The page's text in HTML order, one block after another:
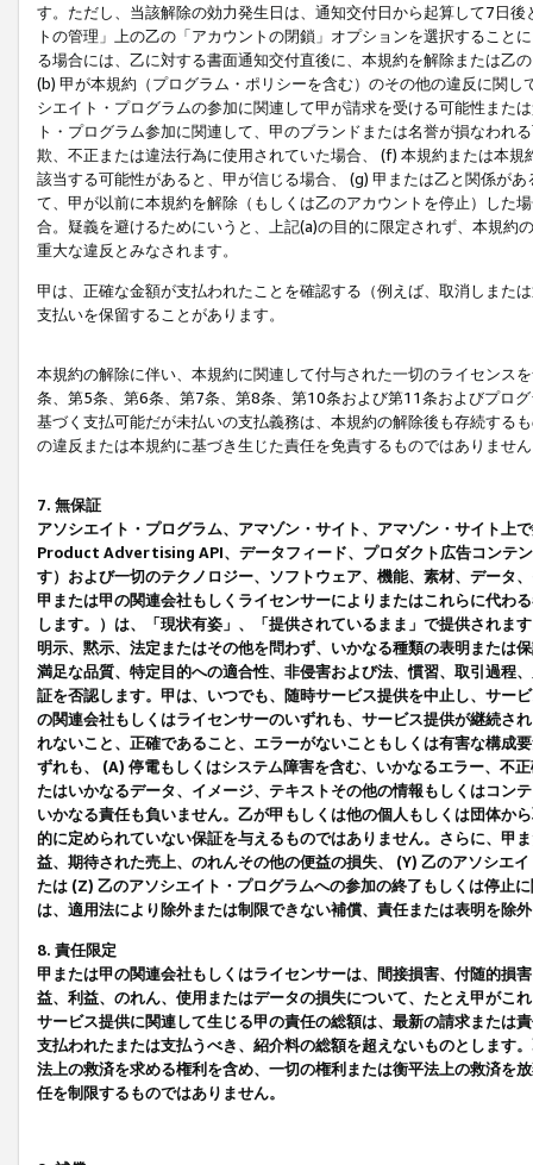
す。ただし、当該解除の効力発生日は、通知交付日から起算して7日
トの管理」上の乙の「アカウントの閉鎖」オプションを選択するこ
る場合には、乙に対する書面通知交付直後に、本規約を解除または乙
(b) 甲が本規約（プログラム・ポリシーを含む）のその他の違反に関
シエイト・プログラムの参加に関連して甲が請求を受ける可能性また
ト・プログラム参加に関連して、甲のブランドまたは名誉が損なわれ
欺、不正または違法行為に使用されていた場合、 (f) 本規約または本
該当する可能性があると、甲が信じる場合、 (g) 甲または乙と関係が
て、甲が以前に本規約を解除（もしくは乙のアカウントを停止）した
合。疑義を避けるためにいうと、上記(a)の目的に限定されず、本規
重大な違反とみなされます。
甲は、正確な金額が支払われたことを確認する（例えば、取消しまた
支払いを保留することがあります。
本規約の解除に伴い、本規約に関連して付与された一切のライセンス
条、第5条、第6条、第7条、第8条、第10条および第11条およびプロ
基づく支払可能だが未払いの支払義務は、本規約の解除後も存続する
の違反または本規約に基づき生じた責任を免責するものではありませ
7. 無保証
アソシエイト・プログラム、アマゾン・サイト、アマゾン・サイト上
Product Advertising API、データフィード、プロダクト広告コンテ
す）および一切のテクノロジー、ソフトウェア、機能、素材、データ
甲または甲の関連会社もしくライセンサーによりまたはこれらに代わ
します。）は、「現状有姿」、「提供されているまま」で提供されま
明示、黙示、法定またはその他を問わず、いかなる種類の表明または
満足な品質、特定目的への適合性、非侵害および法、慣習、取引過程
証を否認します。甲は、いつでも、随時サービス提供を中止し、サー
の関連会社もしくはライセンサーのいずれも、サービス提供が継続さ
れないこと、正確であること、エラーがないこともしくは有害な構成
ずれも、 (A) 停電もしくはシステム障害を含む、いかなるエラー、不
たはいかなるデータ、イメージ、テキストその他の情報もしくはコン
いかなる責任も負いません。乙が甲もしくは他の個人もしくは団体か
的に定められていない保証を与えるものではありません。さらに、甲
益、期待された売上、のれんその他の便益の損失、 (Y) 乙のアソシエ
たは (Z) 乙のアソシエイト・プログラムへの参加の終了もしくは停止
は、適用法により除外または制限できない補償、責任または表明を除
8. 責任限定
甲または甲の関連会社もしくはライセンサーは、間接損害、付随的損
益、利益、のれん、使用またはデータの損失について、たとえ甲がこ
サービス提供に関連して生じる甲の責任の総額は、最新の請求または
支払われたまたは支払うべき、紹介料の総額を超えないものとします
法上の救済を求める権利を含め、一切の権利または衡平法上の救済を
任を制限するものではありません。